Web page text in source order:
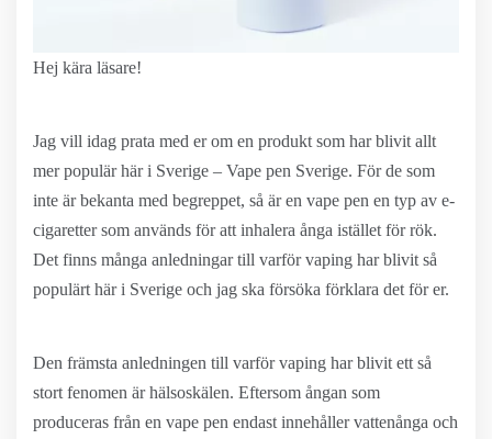
Hej kära läsare!
Jag vill idag prata med er om en produkt som har blivit allt
mer populär här i Sverige – Vape pen Sverige. För de som
inte är bekanta med begreppet, så är en vape pen en typ av e-
cigaretter som används för att inhalera ånga istället för rök.
Det finns många anledningar till varför vaping har blivit så
populärt här i Sverige och jag ska försöka förklara det för er.
Den främsta anledningen till varför vaping har blivit ett så
stort fenomen är hälsoskälen. Eftersom ångan som
produceras från en vape pen endast innehåller vattenånga och